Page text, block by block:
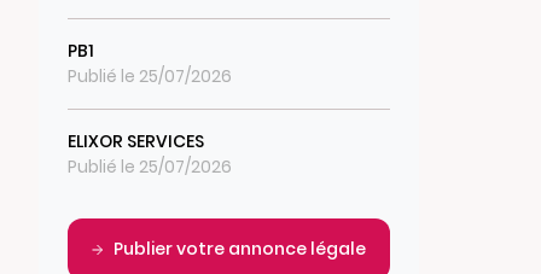
PB1
Publié le 25/07/2026
ELIXOR SERVICES
Publié le 25/07/2026
Publier votre annonce légale